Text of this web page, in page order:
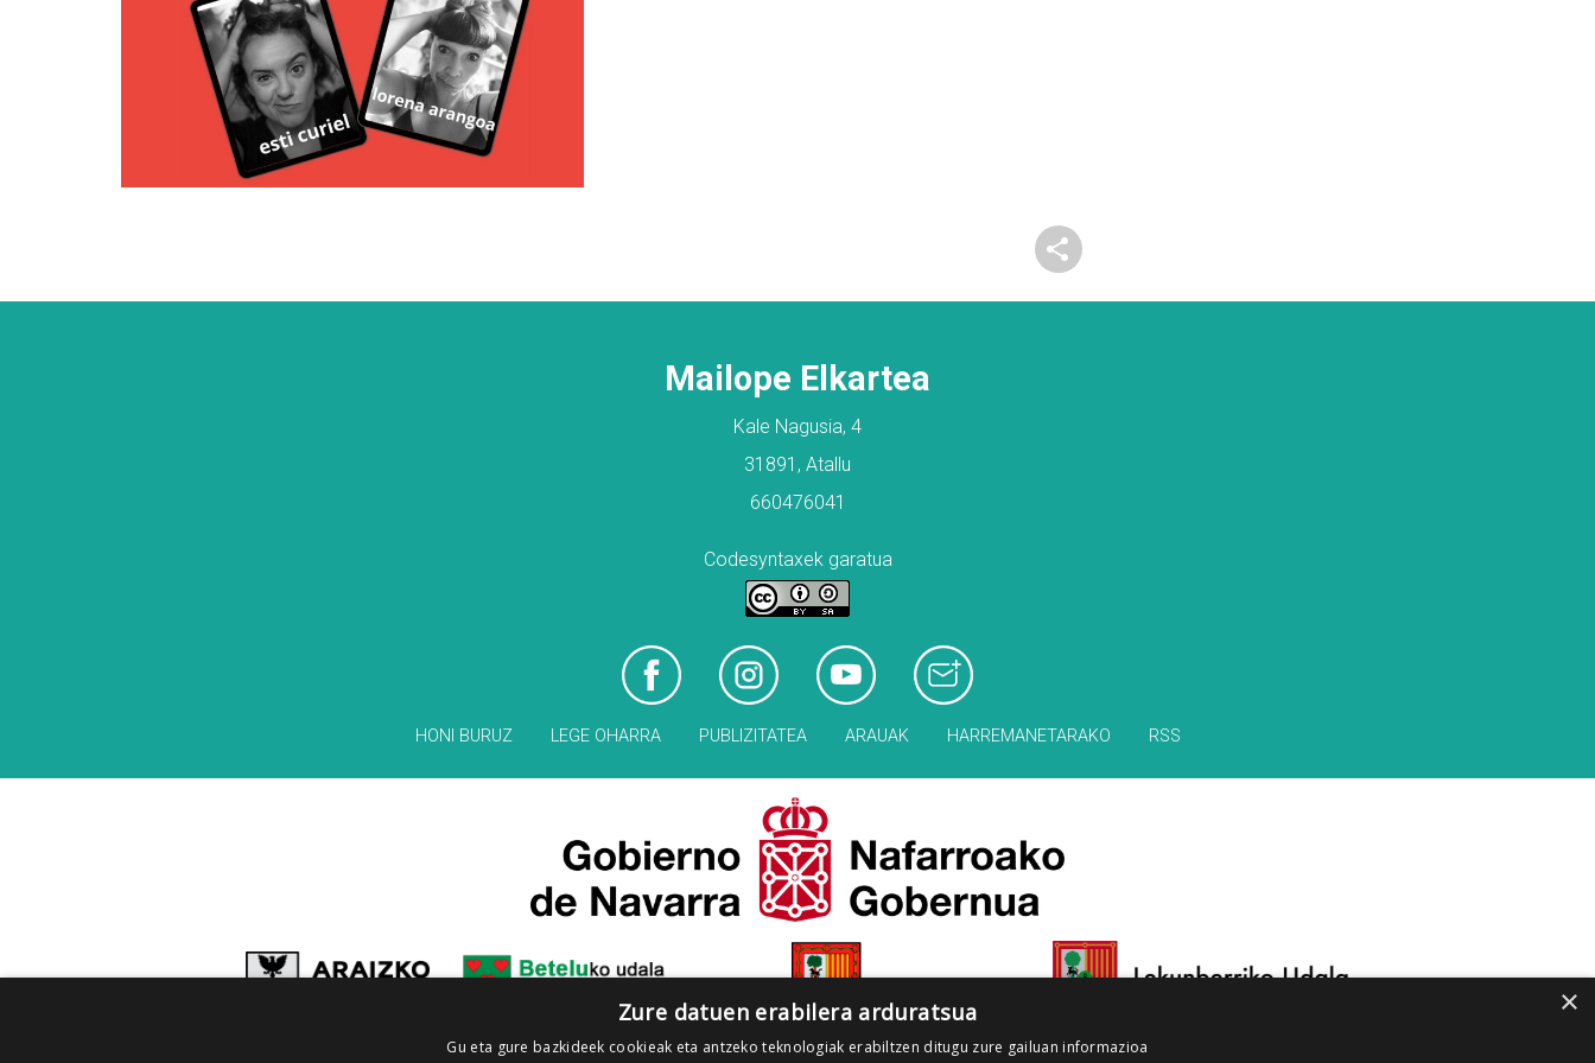
Mailope Elkartea
Kale Nagusia, 4
31891, Atallu
660476041
Codesyntaxek garatua
HONI BURUZ LEGE OHARRA PUBLIZITATEA ARAUAK HARREMANETARAKO RSS
×
Zure datuen erabilera arduratsua
Gu eta gure bazkideek cookieak eta antzeko teknologiak erabiltzen ditugu zure gailuan informazioa